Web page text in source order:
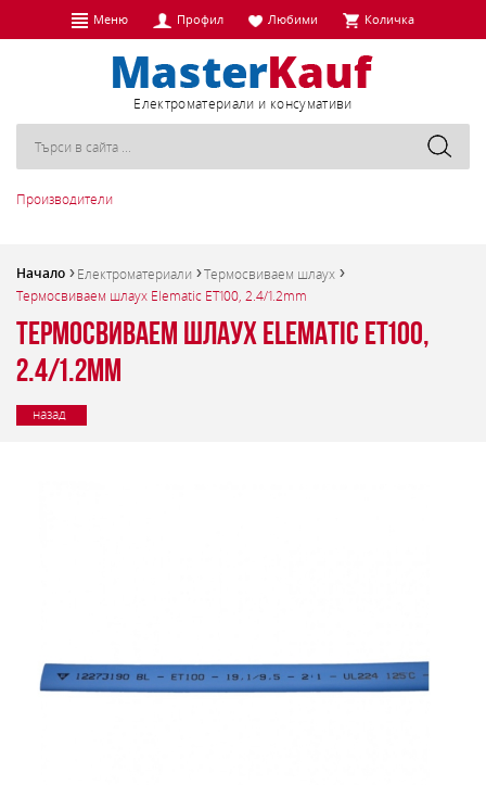
Меню Профил Любими Количка
Eлектроматериали и консумативи
Производители
Начало Електроматериали
Термосвиваем шлаух
Термосвиваем шлаух Elematic ET100, 2.4/1.2mm
Термосвиваем шлаух Elematic ET100,
2.4/1.2mm
назад